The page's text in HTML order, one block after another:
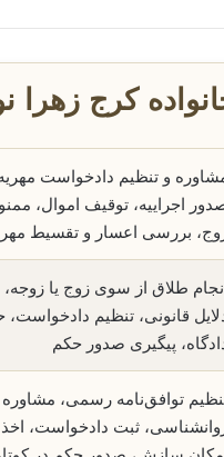
کرج زهرا
و تنظیم دادخواست
اجراییه، توقیف اموال،
بررسی اعسار و تقسیط
طلاق از سوی زوج یا
قانونی، تنظیم دادخواست،
پیگیری صدور حکم
توافق‌نامه رسمی،
ثبت دادخواست،